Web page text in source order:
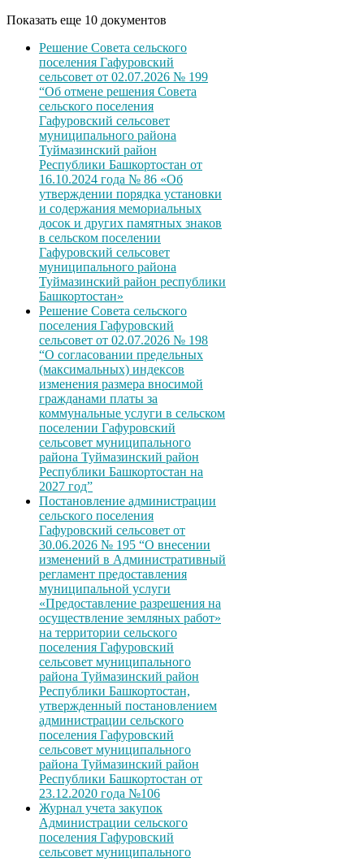
Показать еще 10 документов
Решение Совета сельского
поселения Гафуровский
сельсовет от 02.07.2026 № 199
“Об отмене решения Совета
сельского поселения
Гафуровский сельсовет
муниципального района
Туймазинский район
Республики Башкортостан от
16.10.2024 года № 86 «Об
утверждении порядка установки
и содержания мемориальных
досок и других памятных знаков
в сельском поселении
Гафуровский сельсовет
муниципального района
Туймазинский район республики
Башкортостан»
Решение Совета сельского
поселения Гафуровский
сельсовет от 02.07.2026 № 198
“О согласовании предельных
(максимальных) индексов
изменения размера вносимой
гражданами платы за
коммунальные услуги в сельском
поселении Гафуровский
сельсовет муниципального
района Туймазинский район
Республики Башкортостан на
2027 год”
Постановление администрации
сельского поселения
Гафуровский сельсовет от
30.06.2026 № 195 “О внесении
изменений в Административный
регламент предоставления
муниципальной услуги
«Предоставление разрешения на
осуществление земляных работ»
на территории сельского
поселения Гафуровский
сельсовет муниципального
района Туймазинский район
Республики Башкортостан,
утвержденный постановлением
администрации сельского
поселения Гафуровский
сельсовет муниципального
района Туймазинский район
Республики Башкортостан от
23.12.2020 года №106
Журнал учета закупок
Администрации сельского
поселения Гафуровский
сельсовет муниципального